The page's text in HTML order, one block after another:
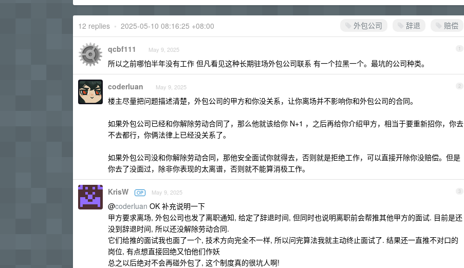
外包公司 辞退 赔偿
12 replies • 2025-05-10 08:16:25 +08:00
1
qcbf111 May 9, 2025
所以之前哪怕半年没有工作 但凡看见这种长期驻场外包公司联系 有一个拉黑一个。最坑的公司种类。
2
coderluan May 9, 2025
楼主尽量把问题描述清楚，外包公司的甲方和你没关系，让你离场并不影响你和外包公司的合同。
如果外包公司已经和你解除劳动合同了，那么他就该给你 N+1 ，之后再给你介绍甲方，相当于要重新招你，你去
不去都行，你俩法律上已经没关系了。
如果外包公司没和你解除劳动合同，那他安全面试你就得去，否则就是拒绝工作，可以直接开除你没赔偿。但是
你去了没面过，除非你表现的太离谱，否则就不能算消极工作。
3
KrisW OP May 9, 2025
@coderluan OK 补充说明一下
甲方要求离场, 外包公司也发了离职通知, 给定了辞退时间, 但同时也说明离职前会帮推其他甲方的面试. 目前是还
没到辞退时间, 所以还没解除劳动合同.
它们给推的面试我也面了一个, 技术方向完全不一样, 所以问完算法我就主动终止面试了. 结果还一直推不对口的
岗位, 有点想直接回绝又怕他们作妖
总之以后绝对不会再碰外包了, 这个制度真的很坑人啊!